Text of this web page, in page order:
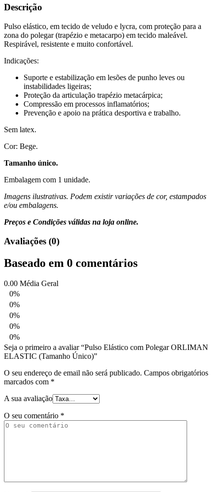
Descrição
Pulso elástico, em tecido de veludo e lycra, com proteção para a
zona do polegar (trapézio e metacarpo) em tecido maleável.
Respirável, resistente e muito confortável.
Indicações:
Suporte e estabilização em lesões de punho leves ou
instabilidades ligeiras;
Proteção da articulação trapézio metacárpica;
Compressão em processos inflamatórios;
Prevenção e apoio na prática desportiva e trabalho.
Sem latex.
Cor: Bege.
Tamanho único.
Embalagem com 1 unidade.
Imagens ilustrativas. Podem existir variações de cor, estampados
e/ou embalagens.
Preços e Condições válidas na loja online.
Avaliações (0)
Baseado em 0 comentários
0.00 Média Geral
0%
0%
0%
0%
0%
Seja o primeiro a avaliar “Pulso Elástico com Polegar ORLIMAN
ELASTIC (Tamanho Único)”
O seu endereço de email não será publicado. Campos obrigatórios
marcados com *
A sua avaliação
O seu comentário *